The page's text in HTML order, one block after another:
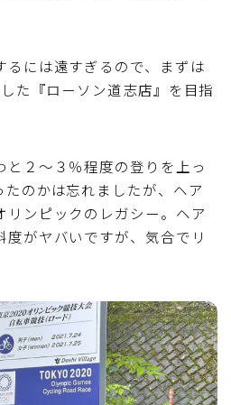
るには遠すぎるので、まずは
た『ローソン道志店』を目指
と２～３％程度の登りを上っ
のかは忘れましたが、ヘア
リンピックのレガシー。ヘア
度がヤバいですが、気合でリ